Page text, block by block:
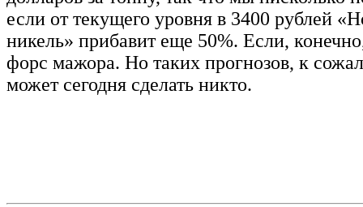
если от текущего уровня в 3400 рублей
никель» прибавит еще 50%. Если,
форс мажора. Но таких прогнозов, к
может сегодня сделать никто.